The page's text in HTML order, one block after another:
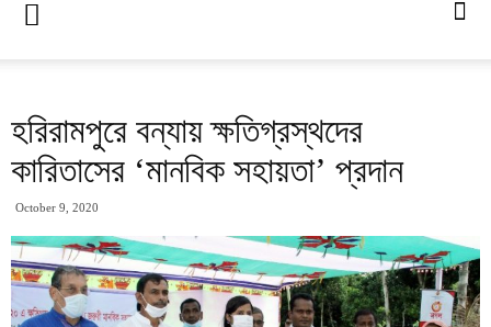
হরিরামপুরে বন্যায় ক্ষতিগ্রস্থদের
কারিতাসের ‘মানবিক সহায়তা’ প্রদান
October 9, 2020